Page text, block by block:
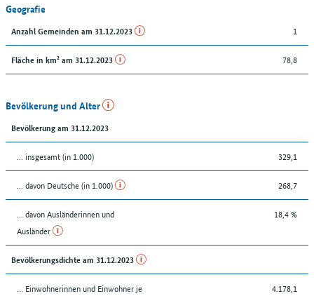
Geografie
Anzahl Gemeinden am 31.12.2023 1
Fläche in km² am 31.12.2023 78,8
Bevölkerung und Alter
Bevölkerung am 31.12.2023
... insgesamt (in 1.000) 329,1
... davon Deutsche (in 1.000) 268,7
... davon Ausländerinnen und
Ausländer
18,4 %
Bevölkerungsdichte am 31.12.2023
… Einwohnerinnen und Einwohner je
4.178,1